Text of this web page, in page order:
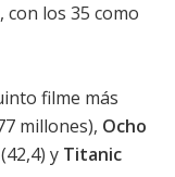
con los 35 como
filme más
millones), Ocho
(42,4) y Titanic